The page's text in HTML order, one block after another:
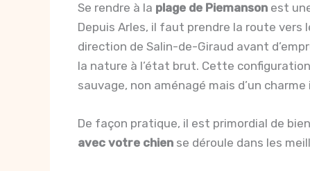
Se rendre à la plage de Piemanson est
Depuis Arles, il faut prendre la route
direction de Salin-de-Giraud avant
la nature à l’état brut. Cette
sauvage, non aménagé mais d’un charme
De façon pratique, il est primordial de
avec votre chien se déroule dans les